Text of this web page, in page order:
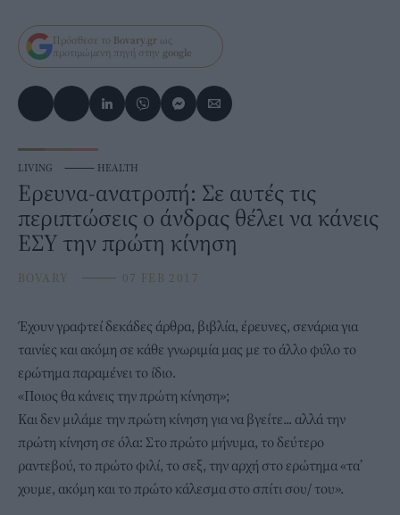
Πρόσθεσε το Bovary.gr ως
προτιμώμενη πηγή στην google
LIVING ⸻ HEALTH
Ερευνα-ανατροπή: Σε αυτές τις
περιπτώσεις ο άνδρας θέλει να κάνεις
ΕΣΥ την πρώτη κίνηση
BOVARY ⸻ 07 FEB 2017
Έχουν γραφτεί δεκάδες άρθρα, βιβλία, έρευνες, σενάρια για
ταινίες και ακόμη σε κάθε γνωριμία μας με το άλλο φύλο το
ερώτημα παραμένει το ίδιο.
«Ποιος θα κάνεις την πρώτη κίνηση»;
Και δεν μιλάμε την πρώτη κίνηση για να βγείτε... αλλά την
πρώτη κίνηση σε όλα: Στο πρώτο μήνυμα, το δεύτερο
ραντεβού, το πρώτο φιλί, το σεξ, την αρχή στο ερώτημα «τα’
χουμε, ακόμη και το πρώτο κάλεσμα στο σπίτι σου/ του».